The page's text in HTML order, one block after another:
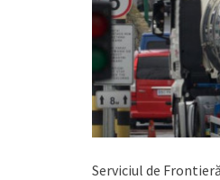
Serviciul de